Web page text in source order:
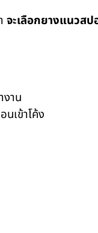
จะเลือกยางแนวส
าน
เข้าโค้ง